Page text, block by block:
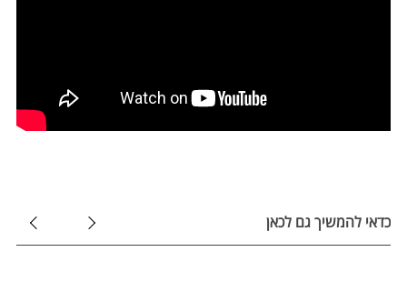
כדאי להמשיך גם לכאן